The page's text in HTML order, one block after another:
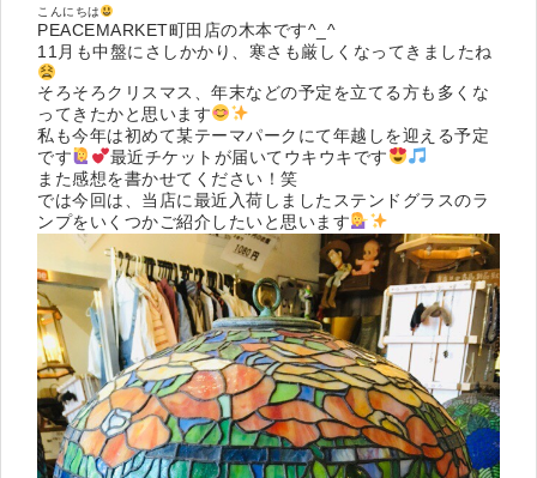
こんにちは
PEACEMARKET町田店の木本です^_^
11月も中盤にさしかかり、寒さも厳しくなってきましたね
そろそろクリスマス、年末などの予定を立てる方も多くな
ってきたかと思います
私も今年は初めて某テーマパークにて年越しを迎える予定
です
最近チケットが届いてウキウキです
また感想を書かせてください！笑
では今回は、当店に最近入荷しましたステンドグラスのラ
ンプをいくつかご紹介したいと思います